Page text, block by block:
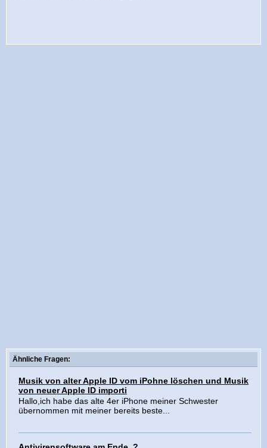
Ähnliche Fragen:
Musik von alter Apple ID vom iPohne löschen und Musik
von neuer Apple ID importi
Hallo,ich habe das alte 4er iPhone meiner Schwester
übernommen mit meiner bereits beste...